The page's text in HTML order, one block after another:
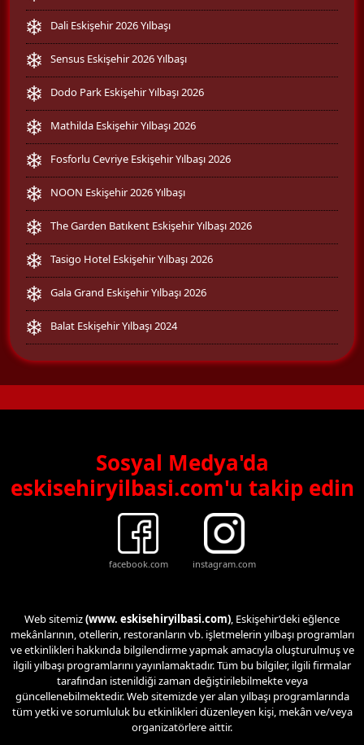
Dali Eskişehir 2026 Yılbaşı
Sensus Eskişehir 2026 Yılbaşı
Dodo Park Eskişehir Yılbaşı 2026
Mathilda Eskişehir Yılbaşı 2026
Fosforlu Cevriye Eskişehir Yılbaşı 2026
NOON Eskişehir 2026 Yılbaşı
The Garden Batıkent Eskişehir Yılbaşı 2026
Tasigo Hotel Eskişehir Yılbaşı 2026
Gala Grand Eskişehir Yılbaşı 2026
Balat Eskişehir Yılbaşı 2024
Sosyal Medya'da
eskisehiryilbasi.com'u takip edin
facebook.com instagram.com
Web sitemiz(www. eskisehiryilbasi.com), Eskişehir’deki eğlence
mekânlarının, otellerin, restoranların vb. işletmelerin yılbaşı programları
ve etkinlikleri hakkında bilgilendirme yapmak amacıyla oluşturulmuş ve
ilgili yılbaşı programlarını yayınlamaktadır. Tüm bu bilgiler, ilgili firmalar
tarafından istenildiği zaman değiştirilebilmekte veya
güncellenebilmektedir. Web sitemizde yer alan yılbaşı programlarında
tüm yetki ve sorumluluk bu etkinlikleri düzenleyen kişi, mekân ve/veya
organizatörlere aittir.